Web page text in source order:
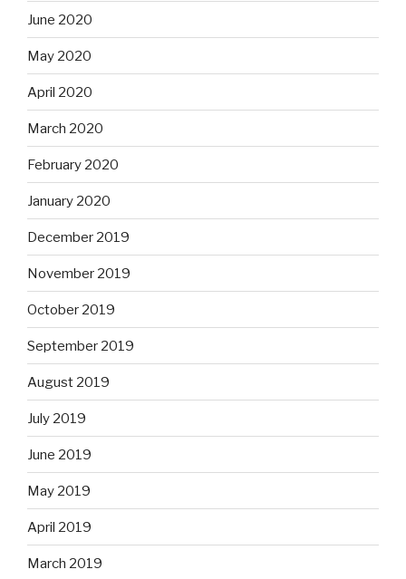
June 2020
May 2020
April 2020
March 2020
February 2020
January 2020
December 2019
November 2019
October 2019
September 2019
August 2019
July 2019
June 2019
May 2019
April 2019
March 2019